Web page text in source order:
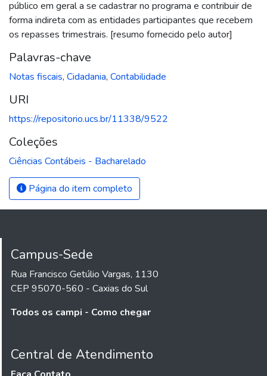
público em geral a se cadastrar no programa e contribuir de
forma indireta com as entidades participantes que recebem
os repasses trimestrais. [resumo fornecido pelo autor]
Palavras-chave
Notas fiscais, Cidadania, Contabilidade
URI
https://repositorio.ucs.br/11338/9522
Coleções
Ciências Contábeis - Bacharelado
Página do item completo
Campus-Sede
Rua Francisco Getúlio Vargas, 1130
CEP 95070-560 - Caxias do Sul
Todos os campi - Como chegar
Central de Atendimento